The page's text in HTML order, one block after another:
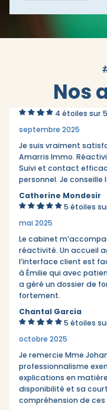
Nos
4 étoiles sur 5
septembre 2025
Je suis vraiment
Amarris Immo.
Suivi et contact
personnel. Je conseille
Catherine Mondesir
5 étoiles
mai 2025
Le cabinet
réactivité. Un accueil
l’interface client est
à Émilie qui avec
a géré un dossier de
fortement.
Chantal Garcia
5 étoiles
octobre 2025
Je remercie Mme
professionnalisme
explications en
disponibilité et sa
compréhension de